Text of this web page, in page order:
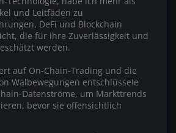
und Leitfäden zu
DeFi und Blockchain
die für ihre Zuverlässigkeit und
werden.
auf On-Chain-Trading und die
Walbewegungen entschlüssele
Datenströme, um Markttrends
bevor sie offensichtlich